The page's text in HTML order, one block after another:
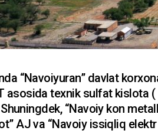
“Navoiyuran” davlat
asosida texnik sulfat kislota
“Navoiy kon
AJ va “Navoiy issiqliq